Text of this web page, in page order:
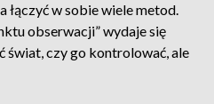
łączyć w sobie wiele metod.
obserwacji” wydaje się
świat, czy go kontrolować, ale